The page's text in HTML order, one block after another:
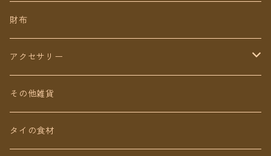
ミディアム丈
ショート丈
Baby&Kids
パンツ
スカート
キッズ
財布
アクセサリー
ピアス（イヤリング）
ネックレス
その他雑貨
タイの食材